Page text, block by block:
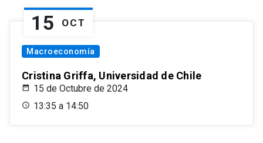
15 OCT
Macroeconomía
Cristina Griffa, Universidad de Chile
15 de Octubre de 2024
13:35 a 14:50